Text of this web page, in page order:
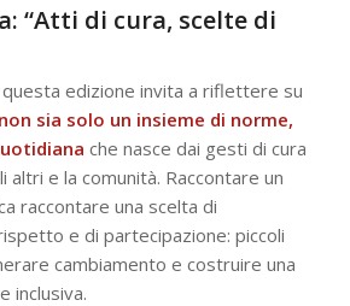
“Atti di cura, scelte di
edizione invita a riflettere su
sia solo un insieme di norme,
che nasce dai gesti di cura
e la comunità. Raccontare un
raccontare una scelta di
e di partecipazione: piccoli
cambiamento e costruire una
inclusiva.